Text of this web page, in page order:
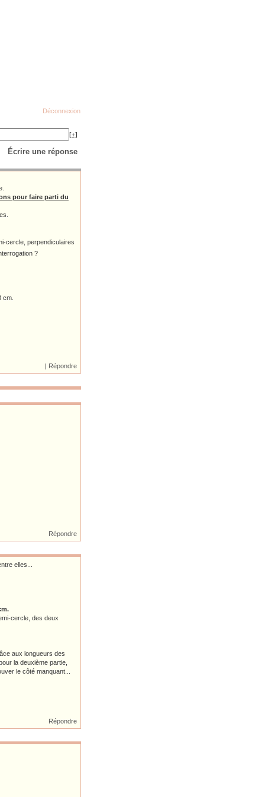
Déconnexion
[+]
Écrire une réponse
pour faire parti du
cercle, perpendiculaires
?
cm.
| Répondre
Répondre
elles...
cercle, des deux
aux longueurs des
la deuxième partie,
le côté manquant...
Répondre